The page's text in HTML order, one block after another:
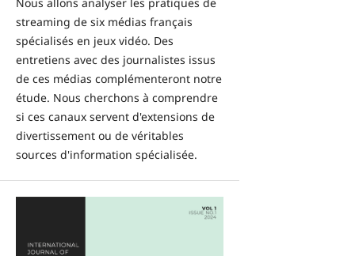
streaming de six médias français
spécialisés en jeux vidéo. Des
entretiens avec des journalistes issus
de ces médias complémenteront notre
étude. Nous cherchons à comprendre
si ces canaux servent d'extensions de
divertissement ou de véritables
sources d'information spécialisée.